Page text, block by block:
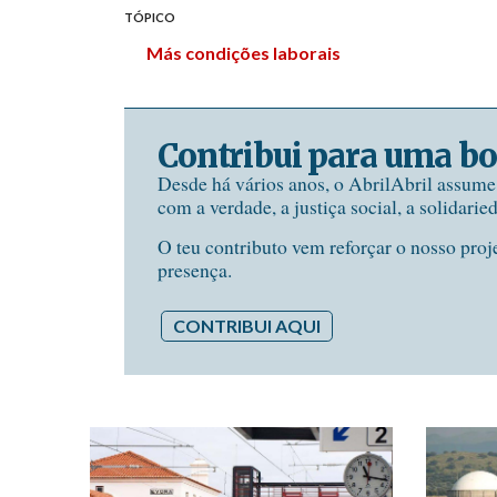
TÓPICO
Más condições laborais
Contribui para uma
Desde há vários anos, o AbrilAbril
com a verdade, a justiça social, a
O teu contributo vem reforçar o nosso
presença.
CONTRIBUI AQUI